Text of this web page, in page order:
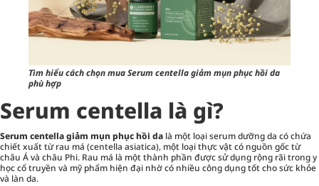
Tìm hiểu cách chọn mua Serum centella giảm mụn phục hồi da
phù hợp
Serum centella là gì?
Serum centella giảm mụn phục hồi da là một loạiserum dưỡng da có chứa
chiết xuất từ rau má (centella asiatica), một loại thực vật có nguồn gốc từ
châu Á và châu Phi. Rau má là một thành phần được sử dụng rộng rãi trong y
học cổ truyền và mỹ phẩm hiện đại nhờ có nhiều công dụng tốt cho sức khỏe
và làn da.